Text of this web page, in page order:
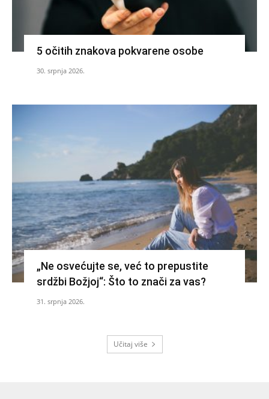
5 očitih znakova pokvarene osobe
30. srpnja 2026.
„Ne osvećujte se, već to prepustite
srdžbi Božjoj“: Što to znači za vas?
31. srpnja 2026.
Učitaj više